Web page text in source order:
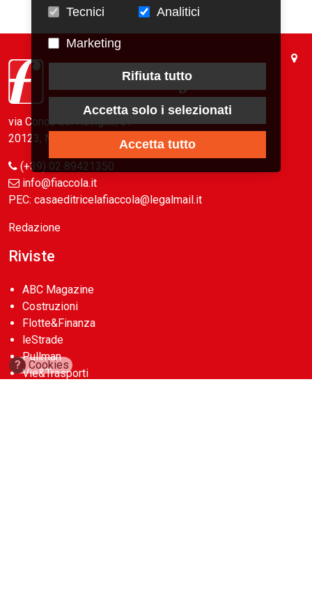
via Conca del Naviglio, 37
20123, Milano (Italy)
(+39) 02 89421350
info@fiaccola.it
PEC: casaeditricelafiaccola@legalmail.it
Redazione
Riviste
ABC Magazine
Costruzioni
Flotte&Finanza
leStrade
Pullman
Vie&Trasporti
? Cookies
Tecnici Analitici
Marketing
Rifiuta tutto
Accetta solo i selezionati
Accetta tutto